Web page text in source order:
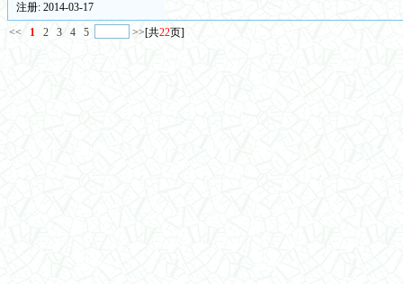
注册: 2014-03-17
<< 1 2 3 4 5 >>[共22页]